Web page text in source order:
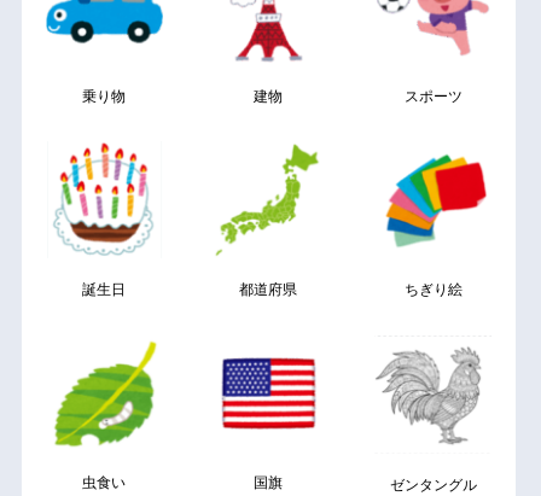
乗り物 建物 スポーツ
誕生日 都道府県 ちぎり絵
虫食い 国旗 ゼンタングル